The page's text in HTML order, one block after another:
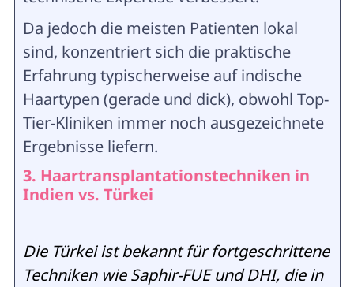
Da jedoch die meisten Patienten lokal
sind, konzentriert sich die praktische
Erfahrung typischerweise auf indische
Haartypen (gerade und dick), obwohl Top-
Tier-Kliniken immer noch ausgezeichnete
Ergebnisse liefern.
3. Haartransplantationstechniken in
Indien vs. Türkei
Die Türkei ist bekannt für fortgeschrittene
Techniken wie Saphir-FUE und DHI, die in